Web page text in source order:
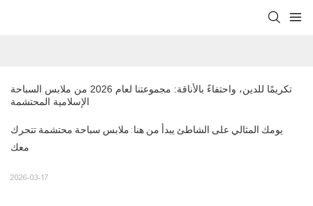
تكريمًا للدين، واحتفاءً بالأناقة: مجموعتنا لعام 2026 من ملابس السباحة
الإسلامية المحتشمة
يومك المثالي على الشاطئ يبدأ من هنا: ملابس سباحة محتشمة تتحرك
معك
2026-03-17